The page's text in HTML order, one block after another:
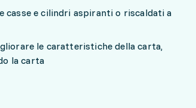
casse e cilindri aspiranti o riscaldati a
le caratteristiche della carta,
la carta